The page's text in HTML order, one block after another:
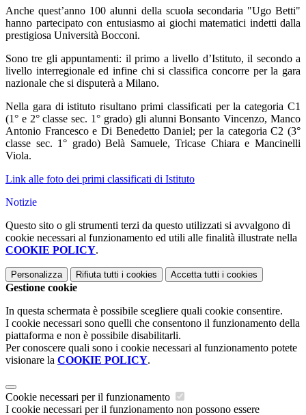
Anche quest’anno 100 alunni della scuola secondaria "Ugo Betti"
hanno partecipato con entusiasmo ai giochi matematici indetti dalla
prestigiosa Università Bocconi.
Sono tre gli appuntamenti: il primo a livello d’Istituto, il secondo a
livello interregionale ed infine chi si classifica concorre per la gara
nazionale che si disputerà a Milano.
Nella gara di istituto risultano primi classificati per la categoria C1
(1° e 2° classe sec. 1° grado) gli alunni Bonsanto Vincenzo, Manco
Antonio Francesco e Di Benedetto Daniel; per la categoria C2 (3°
classe sec. 1° grado) Belà Samuele, Tricase Chiara e Mancinelli
Viola.
Link alle foto dei primi classificati di Istituto
Notizie
Questo sito o gli strumenti terzi da questo utilizzati si avvalgono di
cookie necessari al funzionamento ed utili alle finalità illustrate nella
COOKIE POLICY.
Personalizza Rifiuta tutti i cookies Accetta tutti i cookies
Gestione cookie
In questa schermata è possibile scegliere quali cookie consentire.
I cookie necessari sono quelli che consentono il funzionamento della
piattaforma e non è possibile disabilitarli.
Per conoscere quali sono i cookie necessari al funzionamento potete
visionare la COOKIE POLICY.
Cookie necessari per il funzionamento
I cookie necessari per il funzionamento non possono essere